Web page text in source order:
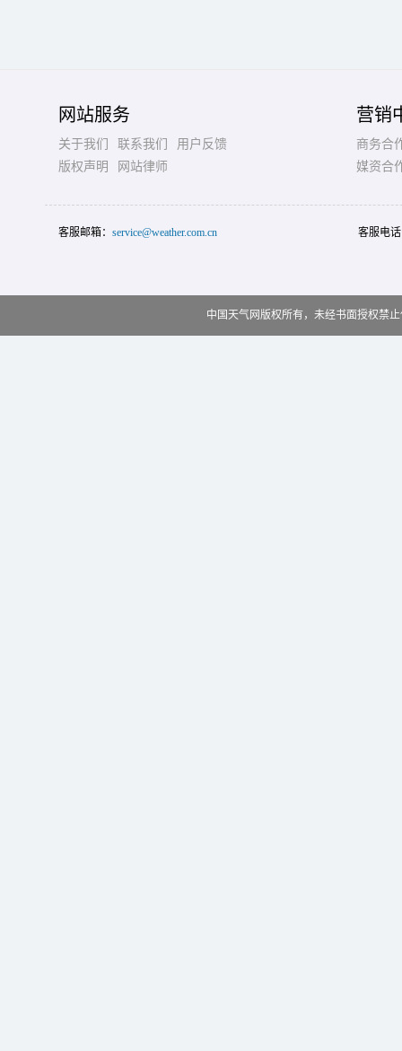
网站服务
关于我们 联系我们
用户反馈
版权声明
网站律师
营销
商务合
媒资合
客服邮箱： service@weather.com.cn 客服电
中国天气网版权所有，未经书面授权